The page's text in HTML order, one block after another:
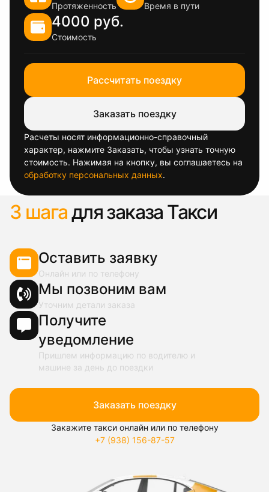
Протяженность Время в пути
4000 руб.
Стоимость
Рассчитать поездку
Заказать поездку
Расчеты носят информационно-справочный
характер, нажмите Заказать, чтобы узнать точную
стоимость. Нажимая на кнопку, вы соглашаетесь на
обработку персональных данных.
3 шагадля заказа Такси
Оставить заявку
Онлайн или по телефону
Мы позвоним вам
Уточним детали заказа
Получите
уведомление
Пришлем информацию по водителю и
машине за день до поездки
Заказать поездку
Закажите такси онлайн или по телефону
+7 (938) 156-87-57